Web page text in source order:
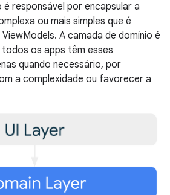
é responsável por encapsular a
ou mais simples que é
A camada de domínio é
os apps têm esses
quando necessário, por
a complexidade ou favorecer a